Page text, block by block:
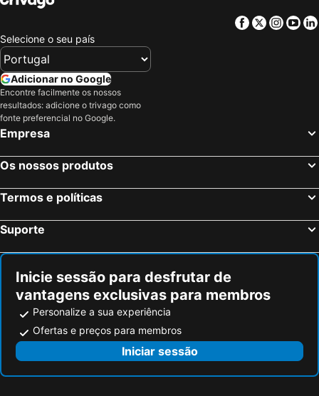
Facebook
Twitter
Selecione o seu país
Adicionar no Google
Encontre facilmente os nossos
resultados: adicione o trivago como
fonte preferencial no Google.
Empresa
Os nossos produtos
Termos e políticas
Suporte
Inicie sessão para desfrutar de
vantagens exclusivas para membros
Personalize a sua experiência
Ofertas e preços para membros
Iniciar sessão